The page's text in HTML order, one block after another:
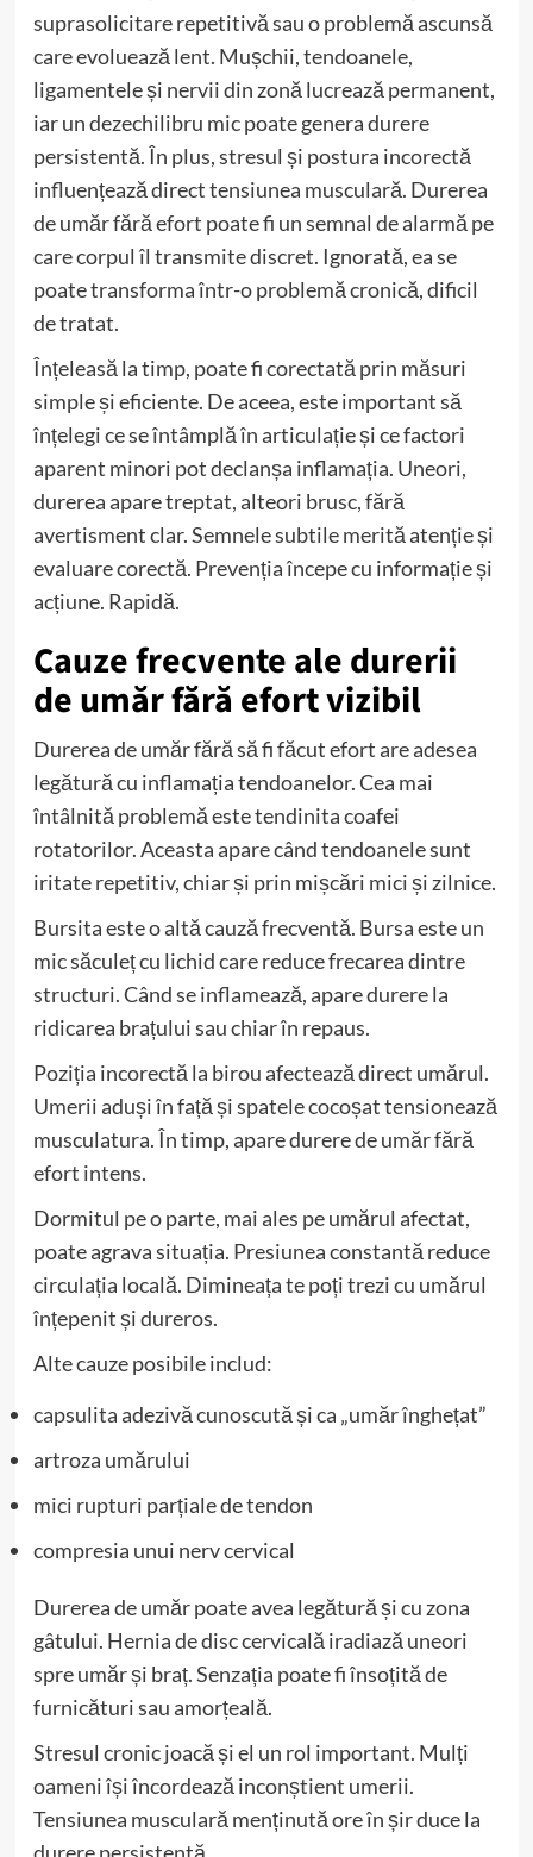
suprasolicitare repetitivă sau o problemă ascunsă
care evoluează lent. Mușchii, tendoanele,
ligamentele și nervii din zonă lucrează permanent,
iar un dezechilibru mic poate genera durere
persistentă. În plus, stresul și postura incorectă
influențează direct tensiunea musculară. Durerea
de umăr fără efort poate fi un semnal de alarmă pe
care corpul îl transmite discret. Ignorată, ea se
poate transforma într-o problemă cronică, dificil
de tratat.
Înțeleasă la timp, poate fi corectată prin măsuri
simple și eficiente. De aceea, este important să
înțelegi ce se întâmplă în articulație și ce factori
aparent minori pot declanșa inflamația. Uneori,
durerea apare treptat, alteori brusc, fără
avertisment clar. Semnele subtile merită atenție și
evaluare corectă. Prevenția începe cu informație și
acțiune. Rapidă.
Cauze frecvente ale durerii
de umăr fără efort vizibil
Durerea de umăr fără să fi făcut efort are adesea
legătură cu inflamația tendoanelor. Cea mai
întâlnită problemă este tendinita coafei
rotatorilor. Aceasta apare când tendoanele sunt
iritate repetitiv, chiar și prin mișcări mici și zilnice.
Bursita este o altă cauză frecventă. Bursa este un
mic săculeț cu lichid care reduce frecarea dintre
structuri. Când se inflamează, apare durere la
ridicarea brațului sau chiar în repaus.
Poziția incorectă la birou afectează direct umărul.
Umerii aduși în față și spatele cocoșat tensionează
musculatura. În timp, apare durere de umăr fără
efort intens.
Dormitul pe o parte, mai ales pe umărul afectat,
poate agrava situația. Presiunea constantă reduce
circulația locală. Dimineața te poți trezi cu umărul
înțepenit și dureros.
Alte cauze posibile includ:
capsulita adezivă cunoscută și ca „umăr înghețat”
artroza umărului
mici rupturi parțiale de tendon
compresia unui nerv cervical
Durerea de umăr poate avea legătură și cu zona
gâtului. Hernia de disc cervicală iradiază uneori
spre umăr și braț. Senzația poate fi însoțită de
furnicături sau amorțeală.
Stresul cronic joacă și el un rol important. Mulți
oameni își încordează inconștient umerii.
Tensiunea musculară menținută ore în șir duce la